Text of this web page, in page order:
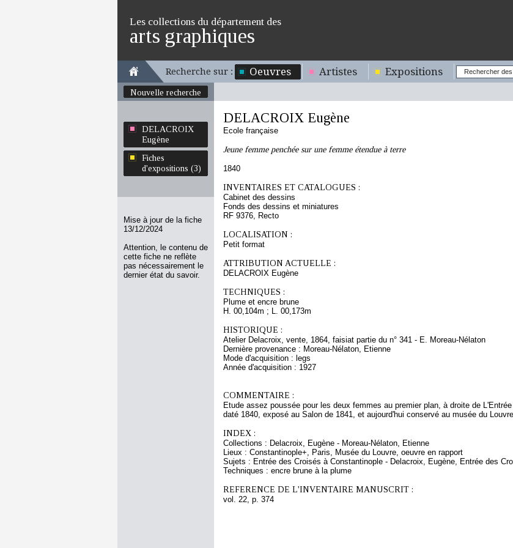
Les collections du département des
arts graphiques
Recherche sur : Oeuvres Artistes Expositions
Nouvelle recherche
DELACROIX
Eugène
Fiches
d'expositions (3)
Mise à jour de la fiche
13/12/2024
Attention, le contenu de
cette fiche ne reflète
pas nécessairement le
dernier état du savoir.
DELACROIX Eugène
Ecole française
Jeune femme penchée sur une femme étendue à terre
1840
INVENTAIRES ET CATALOGUES :
Cabinet des dessins
Fonds des dessins et miniatures
RF 9376, Recto
LOCALISATION :
Petit format
ATTRIBUTION ACTUELLE :
DELACROIX Eugène
TECHNIQUES :
Plume et encre brune
H. 00,104m ; L. 00,173m
HISTORIQUE :
Atelier Delacroix, vente, 1864, faisiat partie du n° 341 - E. Moreau-Nélaton
Dernière provenance : Moreau-Nélaton, Etienne
Mode d'acquisition : legs
Année d'acquisition : 1927
COMMENTAIRE :
Etude assez poussée pour les deux femmes au premier plan, à droite de
daté 1840, exposé au Salon de 1841, et aujourd'hui conservé au musée du
INDEX :
Collections : Delacroix, Eugène - Moreau-Nélaton, Etienne
Lieux : Constantinople+, Paris, Musée du Louvre, oeuvre en rapport
Sujets : Entrée des Croisés à Constantinople - Delacroix, Eugène, Entrée des
Techniques : encre brune à la plume
REFERENCE DE L'INVENTAIRE MANUSCRIT :
vol. 22, p. 374